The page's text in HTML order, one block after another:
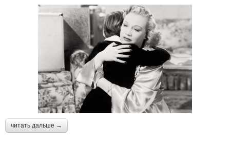
читать дальше →